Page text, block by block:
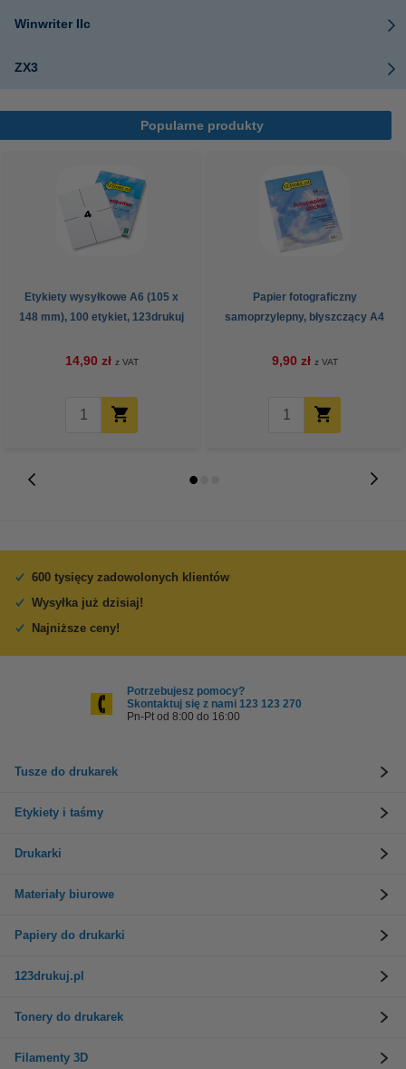
Winwriter IIc
ZX3
Popularne produkty
Etykiety wysyłkowe A6 (105 x
148 mm), 100 etykiet, 123drukuj
14,90 zł z VAT
Papier fotograficzny
samoprzylepny, błyszczący A4
9,90 zł z VAT
600 tysięcy zadowolonych klientów
Wysyłka już dzisiaj!
Najniższe ceny!
Potrzebujesz pomocy?
Skontaktuj się z nami 123 123 270
Pn-Pt od 8:00 do 16:00
Tusze do drukarek
Etykiety i taśmy
Drukarki
Materiały biurowe
Papiery do drukarki
123drukuj.pl
Tonery do drukarek
Filamenty 3D